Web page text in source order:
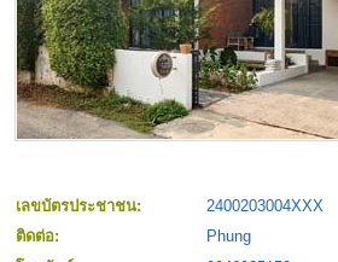
เลขบัตรประชาชน: 2400203004XXX
ติดต่อ:
Phung